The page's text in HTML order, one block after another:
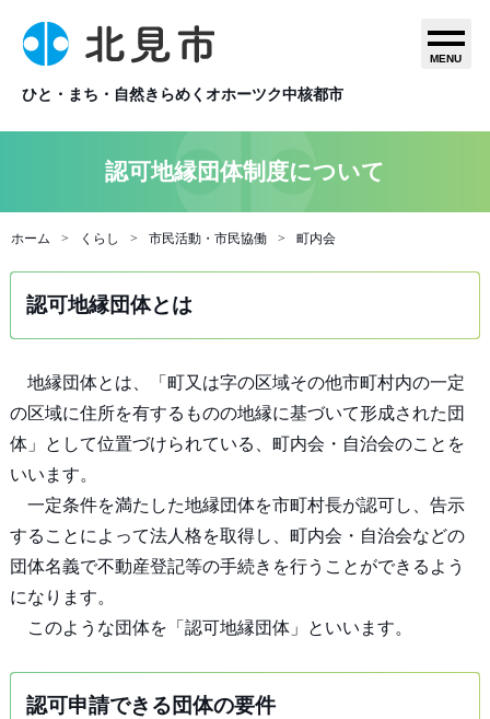
ひと・まち・自然きらめくオホーツク中核都市
MENU
認可地縁団体制度について
ホーム くらし 市民活動・市民協働 町内会
認可地縁団体とは
地縁団体とは、「町又は字の区域その他市町村内の一定
の区域に住所を有するものの地縁に基づいて形成された団
体」として位置づけられている、町内会・自治会のことを
いいます。
一定条件を満たした地縁団体を市町村長が認可し、告示
することによって法人格を取得し、町内会・自治会などの
団体名義で不動産登記等の手続きを行うことができるよう
になります。
このような団体を「認可地縁団体」といいます。
認可申請できる団体の要件